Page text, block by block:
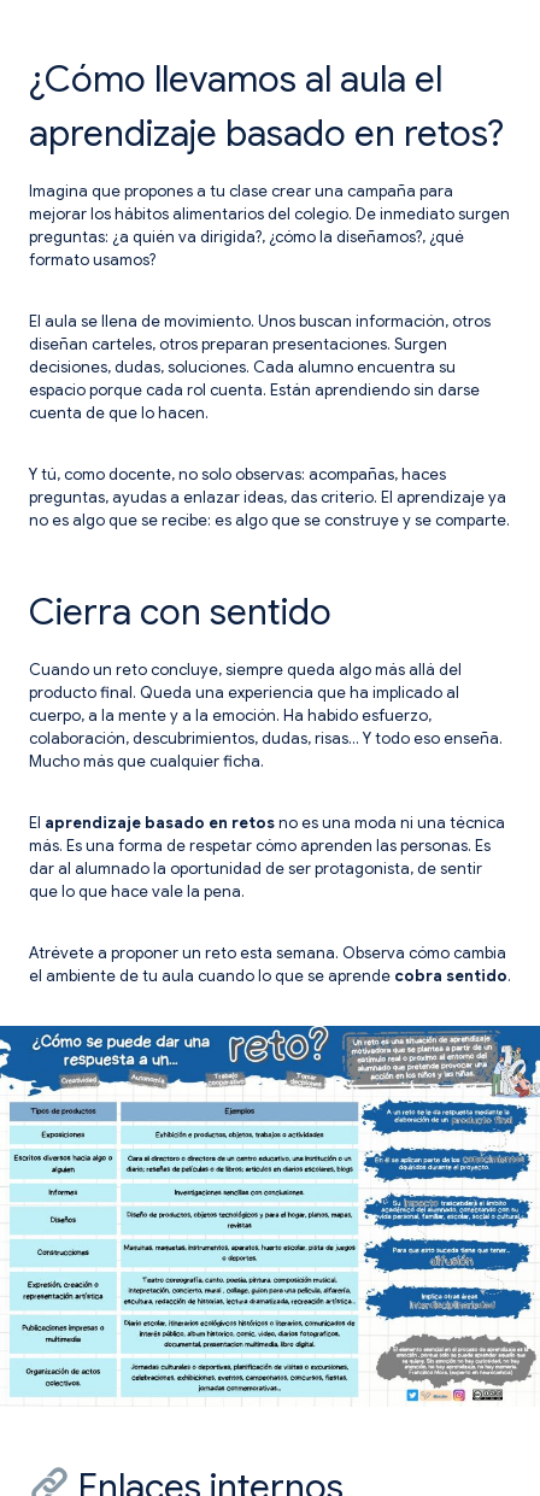
¿Cómo llevamos al aula el
aprendizaje basado en retos?
Imagina que propones a tu clase crear una campaña para
mejorar los hábitos alimentarios del colegio. De inmediato surgen
preguntas: ¿a quién va dirigida?, ¿cómo la diseñamos?, ¿qué
formato usamos?
El aula se llena de movimiento. Unos buscan información, otros
diseñan carteles, otros preparan presentaciones. Surgen
decisiones, dudas, soluciones. Cada alumno encuentra su
espacio porque cada rol cuenta. Están aprendiendo sin darse
cuenta de que lo hacen.
Y tú, como docente, no solo observas: acompañas, haces
preguntas, ayudas a enlazar ideas, das criterio. El aprendizaje ya
no es algo que se recibe: es algo que se construye y se comparte.
Cierra con sentido
Cuando un reto concluye, siempre queda algo más allá del
producto final. Queda una experiencia que ha implicado al
cuerpo, a la mente y a la emoción. Ha habido esfuerzo,
colaboración, descubrimientos, dudas, risas… Y todo eso enseña.
Mucho más que cualquier ficha.
El aprendizaje basado en retosno es una moda ni una técnica
más. Es una forma de respetar cómo aprenden las personas. Es
dar al alumnado la oportunidad de ser protagonista, de sentir
que lo que hace vale la pena.
Atrévete a proponer un reto esta semana. Observa cómo cambia
el ambiente de tu aula cuando lo que se aprende cobra sentido.